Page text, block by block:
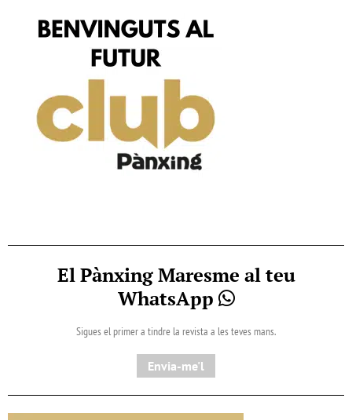
El Pànxing Maresme al teu
WhatsApp
Sigues el primer a tindre la revista a les teves mans.
Envia-me'l